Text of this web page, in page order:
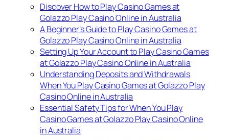
Discover How to Play Casino Games at
Golazzo Play Casino Online in Australia
A Beginner’s Guide to Play Casino Games at
Golazzo Play Casino Online in Australia
Setting Up Your Account to Play Casino Games
at Golazzo Play Casino Online in Australia
Understanding Deposits and Withdrawals
When You Play Casino Games at Golazzo Play
Casino Online in Australia
Essential Safety Tips for When You Play
Casino Games at Golazzo Play Casino Online
in Australia